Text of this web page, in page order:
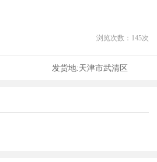
浏览次数： 145次
发货地:天津市武清区